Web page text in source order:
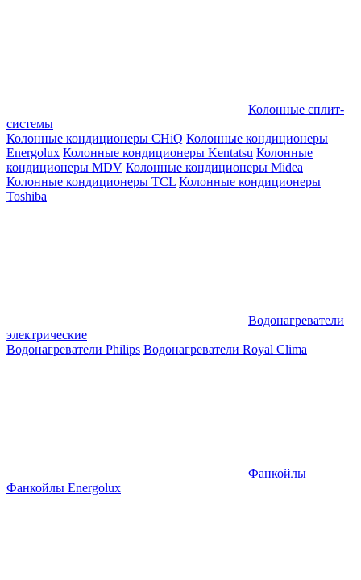
Колонные сплит-
системы
Колонные кондиционеры CHiQ Колонные кондиционеры
Energolux Колонные кондиционеры Kentatsu Колонные
кондиционеры MDV Колонные кондиционеры Midea
Колонные кондиционеры TCL Колонные кондиционеры
Toshiba
Водонагреватели
электрические
Водонагреватели Philips Водонагреватели Royal Clima
Фанкойлы
Фанкойлы Energolux